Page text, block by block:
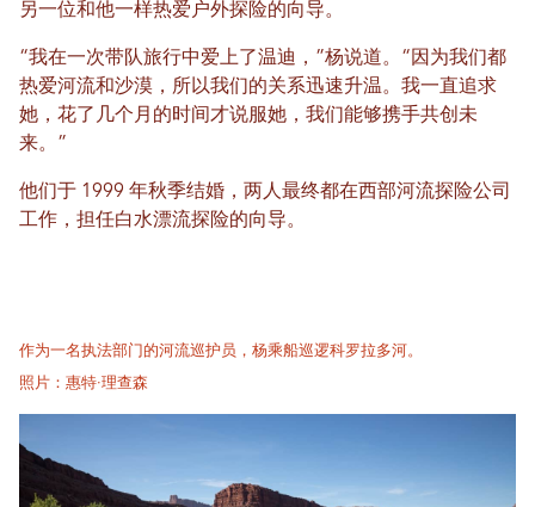
另一位和他一样热爱户外探险的向导。
“我在一次带队旅行中爱上了温迪，”杨说道。“因为我们都
热爱河流和沙漠，所以我们的关系迅速升温。我一直追求
她，花了几个月的时间才说服她，我们能够携手共创未
来。”
他们于 1999 年秋季结婚，两人最终都在西部河流探险公司
工作，担任白水漂流探险的向导。
作为一名执法部门的河流巡护员，杨乘船巡逻科罗拉多河。
照片：惠特·理查森